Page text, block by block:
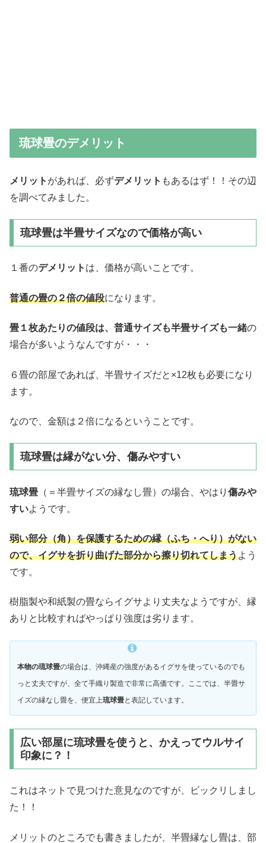
琉球畳のデメリット
メリット があれば、必ずデメリット もあるはず！！その辺
を調べてみました。
琉球畳は半畳サイズなので価格が高い
１番のデメリット は、価格が高いことです。
普通の畳の２倍の値段になります。
畳１枚あたりの値段は、普通サイズも半畳サイズも一緒の
場合が多いようなんですが・・・
６畳の部屋であれば、半畳サイズだと×12枚も必要になり
ます。
なので、金額は２倍になるということです。
琉球畳は縁がない分、傷みやすい
琉球畳 （＝半畳サイズの縁なし畳）の場合、やはり 傷みや
すいようです。
弱い部分（角）を保護するための縁（ふち・へり）がない
ので、イグサを折り曲げた部分から擦り切れてしまうよう
です。
樹脂製や和紙製の畳ならイグサより丈夫なようですが、縁
ありと比較すればやっぱり強度は劣ります。
本物の琉球畳の場合は、沖縄産の強度があるイグサを使っているのでも
っと丈夫ですが、全て手織り製造で非常に高価です。ここでは、半畳サ
イズの縁なし畳を、便宜上琉球畳と表記しています。
広い部屋に琉球畳を使うと、かえってウルサイ
印象に？！
これはネットで見つけた意見なのですが、ビックリしまし
た！！
メリットのところでも書きましたが、半畳縁なし畳は、部